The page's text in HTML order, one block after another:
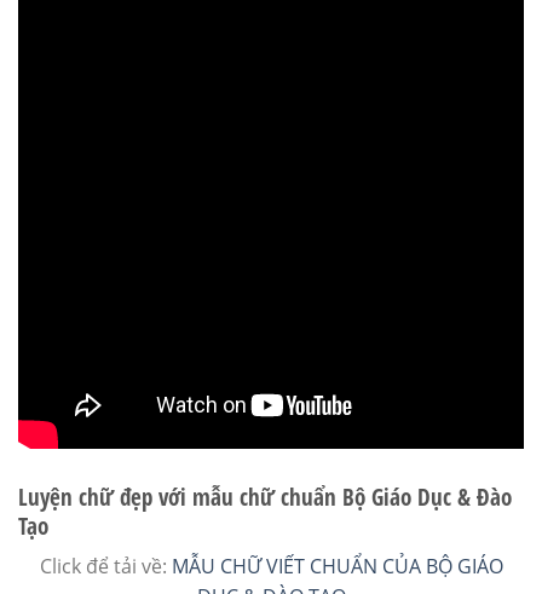
Luyện chữ đẹp với mẫu chữ chuẩn Bộ Giáo Dục & Đào
Tạo
Click để tải về: MẪU CHỮ VIẾT CHUẨN CỦA BỘ GIÁO